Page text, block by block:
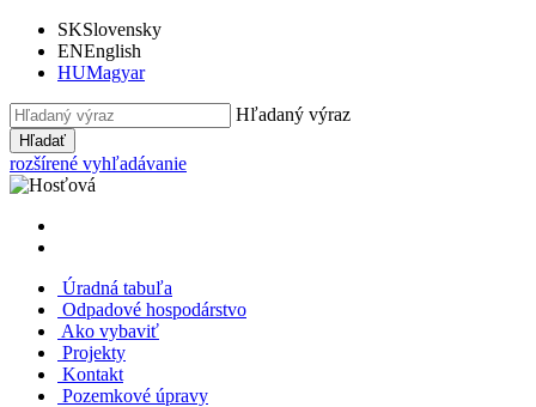
SKSlovensky
ENEnglish
HUMagyar
Hľadaný výraz
Hľadať
rozšírené vyhľadávanie
Úradná tabuľa
Odpadové hospodárstvo
Ako vybaviť
Projekty
Kontakt
Pozemkové úpravy